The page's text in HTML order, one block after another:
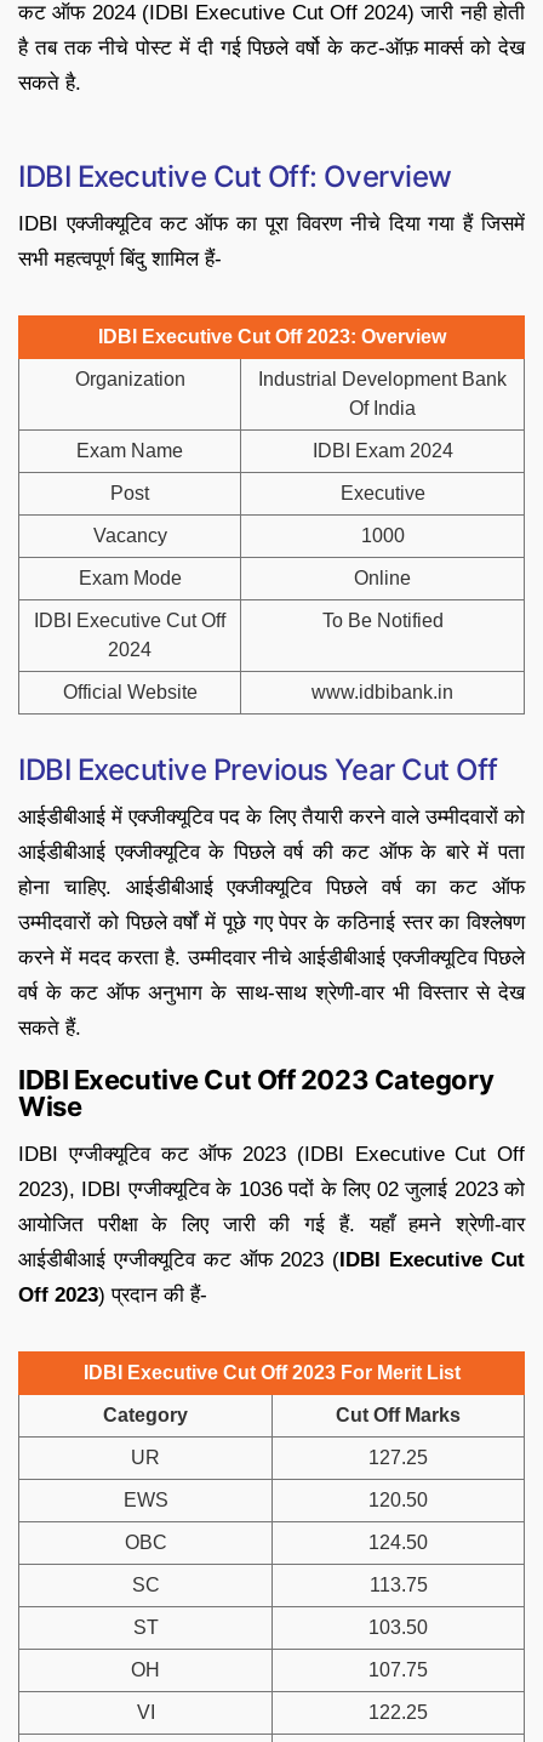
कट ऑफ 2024 (IDBI Executive Cut Off 2024) जारी नही होती
है तब तक नीचे पोस्ट में दी गई पिछले वर्षो के कट-ऑफ़ मार्क्स को देख
सकते है.
IDBI Executive Cut Off: Overview
IDBI एक्जीक्यूटिव कट ऑफ का पूरा विवरण नीचे दिया गया हैं जिसमें
सभी महत्वपूर्ण बिंदु शामिल हैं-
IDBI Executive Cut Off 2023: Overview
Organization
Industrial Development Bank
Of India
Exam Name IDBI Exam 2024
Post Executive
Vacancy 1000
Exam Mode Online
IDBI Executive Cut Off
2024
To Be Notified
Official Website www.idbibank.in
IDBI Executive Previous Year Cut Off
आईडीबीआई में एक्जीक्यूटिव पद के लिए तैयारी करने वाले उम्मीदवारों को
आईडीबीआई एक्जीक्यूटिव के पिछले वर्ष की कट ऑफ के बारे में पता
होना चाहिए. आईडीबीआई एक्जीक्यूटिव पिछले वर्ष का कट ऑफ
उम्मीदवारों को पिछले वर्षों में पूछे गए पेपर के कठिनाई स्तर का विश्लेषण
करने में मदद करता है. उम्मीदवार नीचे आईडीबीआई एक्जीक्यूटिव पिछले
वर्ष के कट ऑफ अनुभाग के साथ-साथ श्रेणी-वार भी विस्तार से देख
सकते हैं.
IDBI Executive Cut Off 2023 Category
Wise
IDBI एग्जीक्यूटिव कट ऑफ 2023 (IDBI Executive Cut Off
2023), IDBI एग्जीक्यूटिव के 1036 पदों के लिए 02 जुलाई 2023 को
आयोजित परीक्षा के लिए जारी की गई हैं. यहाँ हमने श्रेणी-वार
आईडीबीआई एग्जीक्यूटिव कट ऑफ 2023 (IDBI Executive Cut
Off 2023) प्रदान की हैं-
IDBI Executive Cut Off 2023 For Merit List
Category Cut Off Marks
UR 127.25
EWS 120.50
OBC 124.50
SC 113.75
ST 103.50
OH 107.75
VI 122.25